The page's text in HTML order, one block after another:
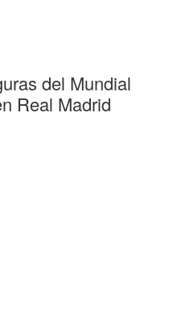
del Mundial
Real Madrid